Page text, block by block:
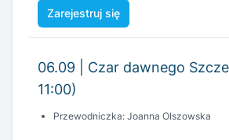
Zarejestruj się
06.09 | Czar dawnego
11:00)
Przewodniczka: Joanna Olszowska